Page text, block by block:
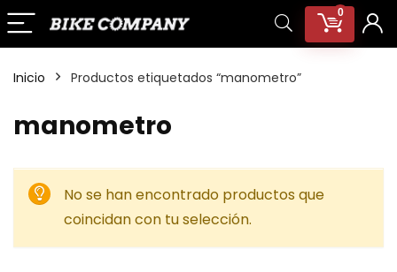
0
Inicio Productos etiquetados “manometro”
manometro
No se han encontrado productos que
coincidan con tu selección.